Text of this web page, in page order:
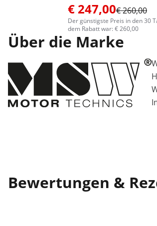
€ 247,00€ 260,00
Der günstigste Preis in den 30
dem Rabatt war: € 260,00
Über die Marke
Bewertungen &